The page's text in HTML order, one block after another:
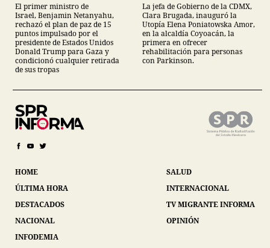
El primer ministro de
Israel, Benjamin Netanyahu,
rechazó el plan de paz de 15
puntos impulsado por el
presidente de Estados Unidos
Donald Trump para Gaza y
condicionó cualquier retirada
de sus tropas
Parkinson
La jefa de Gobierno de la CDMX,
Clara Brugada, inauguró la
Utopía Elena Poniatowska Amor,
en la alcaldía Coyoacán, la
primera en ofrecer
rehabilitación para personas
con Parkinson.
HOME
ÚLTIMA HORA
DESTACADOS
NACIONAL
INFODEMIA
SALUD
INTERNACIONAL
TV MIGRANTE INFORMA
OPINIÓN